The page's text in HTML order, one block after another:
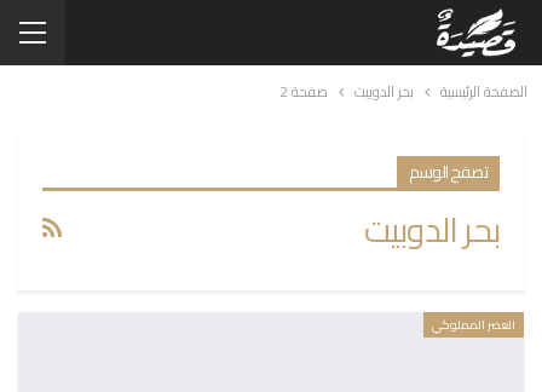
الصفحة الرئيسية بحر الدوبيت صفحة 2
تصفح الوسم
بحر الدوبيت
العصر المملوكي